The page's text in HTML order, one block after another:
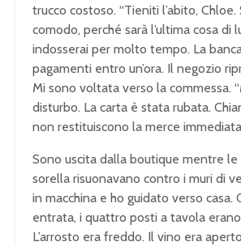
trucco costoso. “Tieniti l’abito, Chloe.
comodo, perché sarà l’ultima cosa di
indosserai per molto tempo. La
pagamenti entro un’ora. Il negozio
Mi sono voltata verso la commessa.
disturbo. La carta è stata rubata.
non restituiscono la merce
Sono uscita dalla boutique mentre le
sorella risuonavano contro i muri di
in macchina e ho guidato verso casa.
entrata, i quattro posti a tavola
L’arrosto era freddo. Il vino era